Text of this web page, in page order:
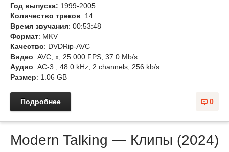
Год выпуска: 1999-2005
Количество треков: 14
Время звучания: 00:53:48
Формат: MKV
Качество: DVDRip-AVC
Видео: AVC, x, 25.000 FPS, 37.0 Mb/s
Аудио: AC-3 , 48.0 kHz, 2 channels, 256 kb/s
Размер: 1.06 GB
0
Подробнее
Modern Talking — Клипы (2024)